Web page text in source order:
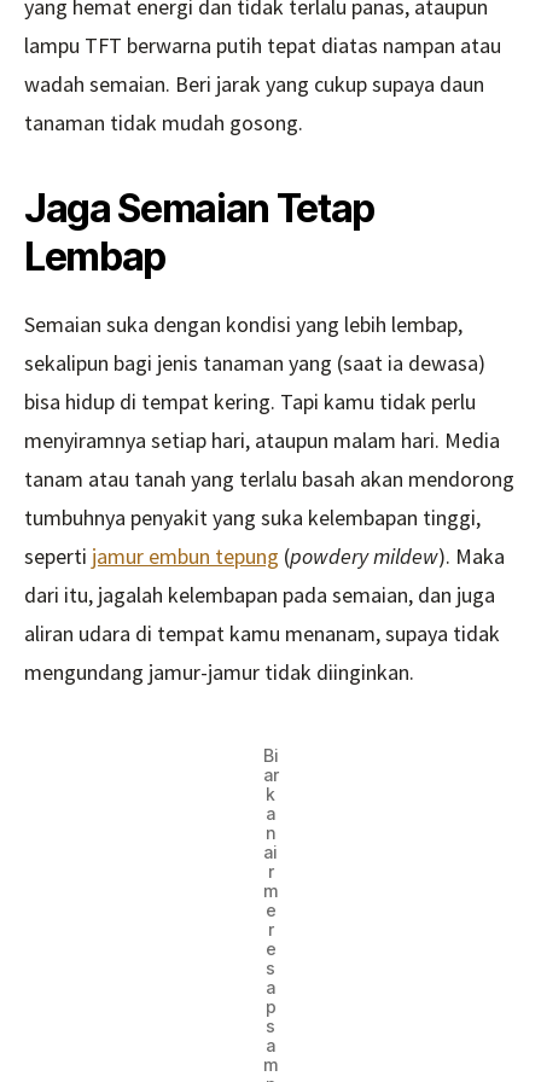
yang hemat energi dan tidak terlalu panas, ataupun
lampu TFT berwarna putih tepat diatas nampan atau
wadah semaian. Beri jarak yang cukup supaya daun
tanaman tidak mudah gosong.
Jaga Semaian Tetap
Lembap
Semaian suka dengan kondisi yang lebih lembap,
sekalipun bagi jenis tanaman yang (saat ia dewasa)
bisa hidup di tempat kering. Tapi kamu tidak perlu
menyiramnya setiap hari, ataupun malam hari. Media
tanam atau tanah yang terlalu basah akan mendorong
tumbuhnya penyakit yang suka kelembapan tinggi,
seperti jamur embun tepung (powdery mildew). Maka
dari itu, jagalah kelembapan pada semaian, dan juga
aliran udara di tempat kamu menanam, supaya tidak
mengundang jamur-jamur tidak diinginkan.
Bi
ar
k
a
n
ai
r
m
e
r
e
s
a
p
s
a
m